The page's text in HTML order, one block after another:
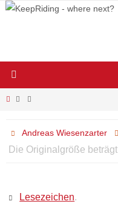
Zum
Start
Andreas Wiesenzarter
Die Originalgröße beträgt
Lesezeichen.